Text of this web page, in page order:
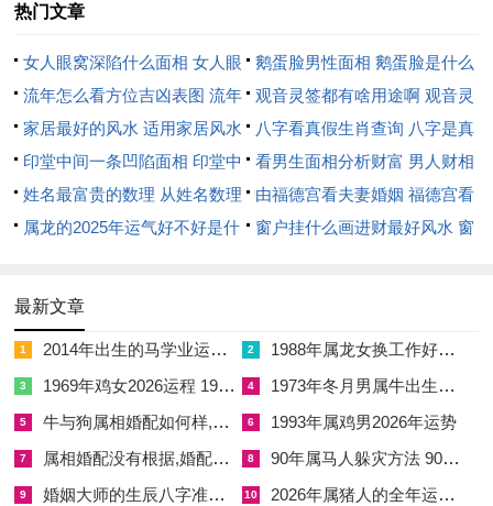
出行择吉时考虑方位煞忌很决定性~譬如避开冲犯太岁的方位
（正南）跟岁破、三煞所在的北方、选择朝向吉利的方向出发；
帮助吸纳吉气- 规避不利.
就除了太岁、岁破、三煞- 每日还有具体的方位冲煞！“煞西”就
是说当日煞气位于西方- 往西方向行事或出行需回避；
符（如天德、青龙、司命等吉神当值之日多为吉利）是常见做
法。
老实讲、吉出行不但挑选日子,方位考量同样不可少。黄历中每
日均标注有冲煞方位- 就像“冲蛇煞西” 意指此日对属蛇者不利 -
热门文章
女人眼窝深陷什么面相 女人眼
窝深陷是短命相吗
鹅蛋脸男性面相 鹅蛋脸是什么
脸型男性
流年怎么看方位吉凶表图 流年
位置怎么看
观音灵签都有啥用途啊 观音灵
签全部签签词
家居最好的风水 适用家居风水
八字看真假生肖查询 八字是真
还是假
印堂中间一条凹陷面相 印堂中
间有条线沟好不好
看男生面相分析财富 男人财相
从哪里看
姓名最富贵的数理 从姓名数理
看富豪
由福德宫看夫妻婚姻 福德宫看
配偶生肖
属龙的2025年运气好不好是什
2025年属龙人的全年运势
窗户挂什么画进财最好风水 窗
最新文章
1 2014年出生的马学业运势 2014年属马的人2026学业运势如何 2 1988年属龙女换工作好吗 1988年女属龙适合做什么工作
3 1969年鸡女2026运程 1969年鸡女在2026年每月运势 4 1973年冬月男属牛出生的运势 1973年属牛男在2026年每月运势
5 牛与狗属相婚配如何样,牛与狗属相婚配如何样呢 6 1993年属鸡男2026年运势
7 属相婚配没有根据,婚配属相不和怎么办 8 90年属马人躲灾方法 90年属马怎样安全度过2026年
9 婚姻大师的生辰八字准不准,婚姻大师测算 10 2026年属猪人的全年运势女性 2026年属猪女的全年运势及运程